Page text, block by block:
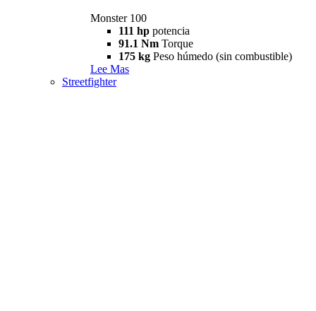
Monster 100
111 hp potencia
91.1 Nm Torque
175 kg Peso húmedo (sin combustible)
Lee Mas
Streetfighter